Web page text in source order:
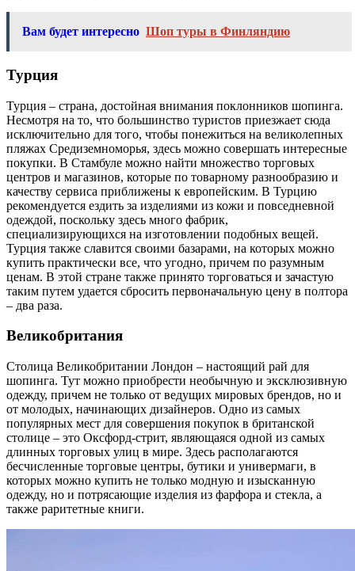
Вам будет интересно Шоп туры в Финляндию
Турция
Турция – страна, достойная внимания поклонников шопинга.
Несмотря на то, что большинство туристов приезжает сюда
исключительно для того, чтобы понежиться на великолепных
пляжах Средиземноморья, здесь можно совершать интересные
покупки. В Стамбуле можно найти множество торговых
центров и магазинов, которые по товарному разнообразию и
качеству сервиса приближены к европейским. В Турцию
рекомендуется ездить за изделиями из кожи и повседневной
одеждой, поскольку здесь много фабрик,
специализирующихся на изготовлении подобных вещей.
Турция также славится своими базарами, на которых можно
купить практически все, что угодно, причем по разумным
ценам. В этой стране также принято торговаться и зачастую
таким путем удается сбросить первоначальную цену в полтора
– два раза.
Великобритания
Столица Великобритании Лондон – настоящий рай для
шопинга. Тут можно приобрести необычную и эксклюзивную
одежду, причем не только от ведущих мировых брендов, но и
от молодых, начинающих дизайнеров. Одно из самых
популярных мест для совершения покупок в британской
столице – это Оксфорд-стрит, являющаяся одной из самых
длинных торговых улиц в мире. Здесь располагаются
бесчисленные торговые центры, бутики и универмаги, в
которых можно купить не только модную и изысканную
одежду, но и потрясающие изделия из фарфора и стекла, а
также раритетные книги.